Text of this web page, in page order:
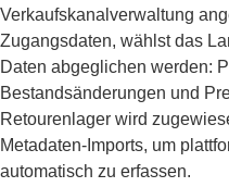
Verkaufskanalverwaltung
Zugangsdaten, wählst das
Daten abgeglichen werden:
Bestandsänderungen und
Retourenlager wird
Metadaten-Imports, um
automatisch zu erfassen.